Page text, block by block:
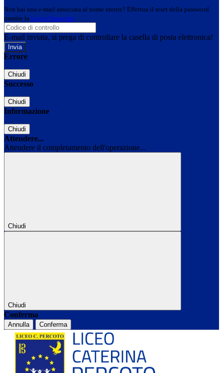
Non hai una e-mail associata al nome utente? Effettua il reset della password
tramite la Login Spaggiari
E-mail inviata, si prega di controllare la casella di posta elettronica!
Errore
Chiudi
Successo
Chiudi
Informazione
Chiudi
Attendere...
Attendere il completamento dell'operazione...
Chiudi
Chiudi
Conferma
Annulla Conferma